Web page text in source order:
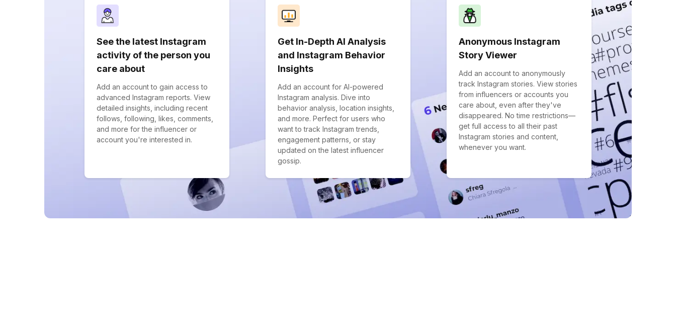
See the latest Instagram
activity of the person you
care about
Add an account to gain access to
advanced Instagram reports. View
detailed insights, including recent
follows, following, likes, comments,
and more for the influencer or
account you're interested in.
Get In-Depth AI Analysis
and Instagram Behavior
Insights
Add an account for AI-powered
Instagram analysis. Dive into
behavior analysis, location insights,
and more. Perfect for users who
want to track Instagram trends,
engagement patterns, or stay
updated on the latest influencer
gossip.
Anonymous Instagram
Story Viewer
Add an account to anonymously
track Instagram stories. View stories
from influencers or accounts you
care about, even after they've
disappeared. No time restrictions—
get full access to all their past
Instagram stories and content,
whenever you want.